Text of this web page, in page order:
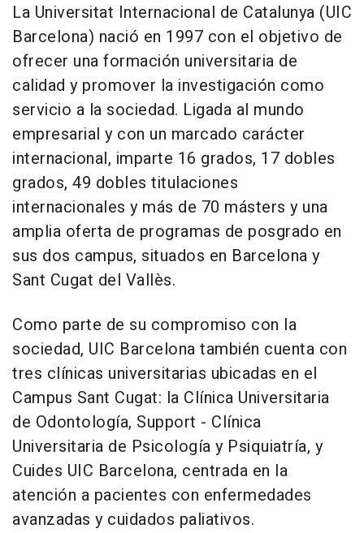
La Universitat Internacional de Catalunya (UIC
Barcelona) nació en 1997 con el objetivo de
ofrecer una formación universitaria de
calidad y promover la investigación como
servicio a la sociedad. Ligada al mundo
empresarial y con un marcado carácter
internacional, imparte 16 grados, 17 dobles
grados, 49 dobles titulaciones
internacionales y más de 70 másters y una
amplia oferta de programas de posgrado en
sus dos campus, situados en Barcelona y
Sant Cugat del Vallès.
Como parte de su compromiso con la
sociedad, UIC Barcelona también cuenta con
tres clínicas universitarias ubicadas en el
Campus Sant Cugat: la Clínica Universitaria
de Odontología, Support - Clínica
Universitaria de Psicología y Psiquiatría, y
Cuides UIC Barcelona, centrada en la
atención a pacientes con enfermedades
avanzadas y cuidados paliativos.